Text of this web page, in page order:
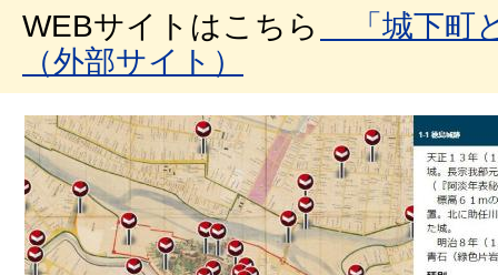
WEBサイトはこちら
「城下町
（外部サイト）